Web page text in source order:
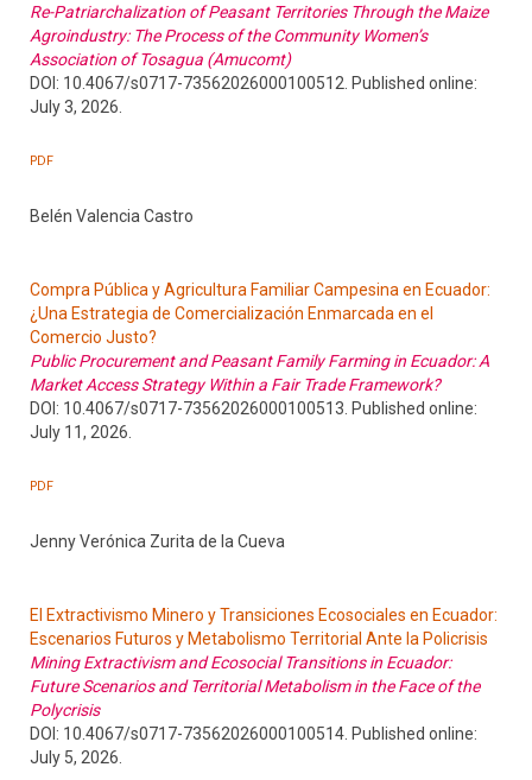
Re-Patriarchalization of Peasant Territories Through the Maize
Agroindustry: The Process of the Community Women’s
Association of Tosagua (Amucomt)
DOI: 10.4067/s0717-73562026000100512. Published online:
July 3, 2026.
PDF
Belén Valencia Castro
Compra Pública y Agricultura Familiar Campesina en Ecuador:
¿Una Estrategia de Comercialización Enmarcada en el
Comercio Justo?
Public Procurement and Peasant Family Farming in Ecuador: A
Market Access Strategy Within a Fair Trade Framework?
DOI: 10.4067/s0717-73562026000100513. Published online:
July 11, 2026.
PDF
Jenny Verónica Zurita de la Cueva
El Extractivismo Minero y Transiciones Ecosociales en Ecuador:
Escenarios Futuros y Metabolismo Territorial Ante la Policrisis
Mining Extractivism and Ecosocial Transitions in Ecuador:
Future Scenarios and Territorial Metabolism in the Face of the
Polycrisis
DOI: 10.4067/s0717-73562026000100514. Published online:
July 5, 2026.